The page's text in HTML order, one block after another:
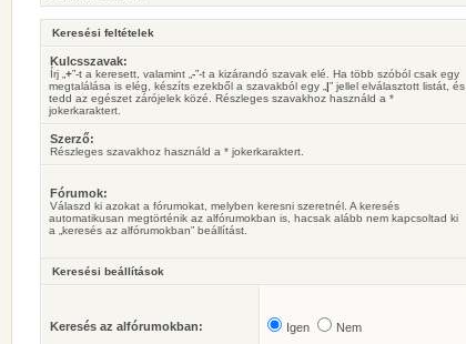
Keresési feltételek
Kulcsszavak:
Írj „ +”-t a keresett, valamint „ -”-t a kizárandó szavak elé. Ha több szóból csak egy
megtalálása is elég, készíts ezekből a szavakból egy „ |” jellel elválasztott listát, és
tedd az egészet zárójelek közé. Részleges szavakhoz használd a *
jokerkaraktert.
Szerző:
Részleges szavakhoz használd a * jokerkaraktert.
Fórumok:
Válaszd ki azokat a fórumokat, melyben keresni szeretnél. A keresés
automatikusan megtörténik az alfórumokban is, hacsak alább nem kapcsoltad ki
a „keresés az alfórumokban” beállítást.
Keresési beállítások
Keresés az alfórumokban: Igen Nem